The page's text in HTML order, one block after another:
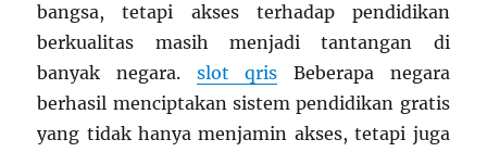
bangsa, tetapi akses terhadap pendidikan
berkualitas masih menjadi tantangan di
banyak negara. slot qris Beberapa negara
berhasil menciptakan sistem pendidikan gratis
yang tidak hanya menjamin akses, tetapi juga